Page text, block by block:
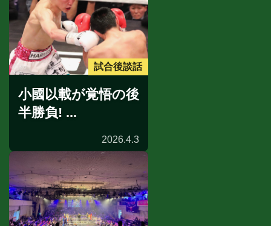
試合後談話
小國以載が覚悟の後
半勝負! ...
2026.4.3